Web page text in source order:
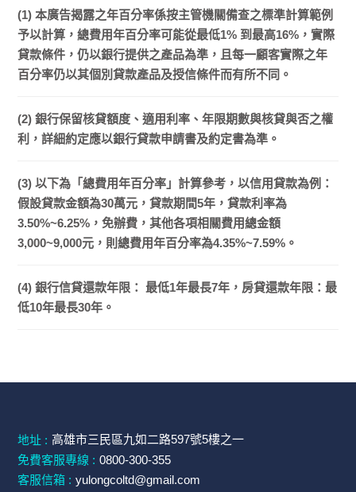
(1) 本廣告揭露之年百分率係按主管機關備查之標準計算範例
予以計算，總費用年百分率可能從最低1% 到最高16%，實際
貸款條件，仍以銀行提供之產品為準，且每一顧客實際之年
百分率仍以其個別貸款產品及授信條件而有所不同。
(2) 銀行保留核貸額度、適用利率、年限期數與核貸與否之權
利，詳細約定應以銀行貸款申請書及約定書為準。
(3) 以下為「總費用年百分率」計算參考，以信用貸款為例：
假設貸款金額為30萬元，貸款期間5年，貸款利率為
3.50%~6.25%，免辦費，其他各項相關費用總金額
3,000~9,000元，則總費用年百分率為4.35%~7.59%。
(4) 銀行信貸還款年限： 最低1年最長7年，房貸還款年限：最
低10年最長30年。
地址 : 高雄市三民區九如二路597號5樓之一
免費客服專線 : 0800-300-355
客服信箱 : yulongcoltd@gmail.com